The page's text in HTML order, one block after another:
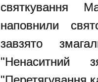
святкування
наповнили
завзято
"Ненаситний